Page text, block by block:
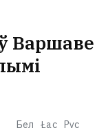
Бел Łac Рус
Варшаве